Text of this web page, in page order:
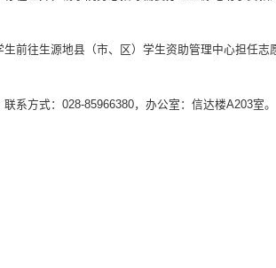
前往生源地县（市、区）学生资助管理中心担任
系方式：028-85966380，办公室：信达楼A203室。